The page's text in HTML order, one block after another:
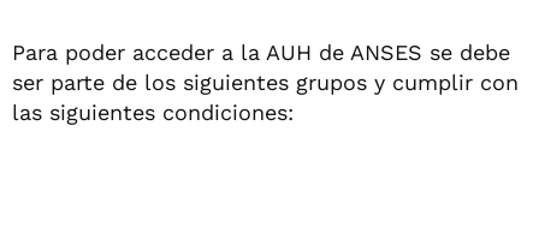
Para poder acceder a la AUH de ANSES se debe
ser parte de los siguientes grupos y cumplir con
las siguientes condiciones: